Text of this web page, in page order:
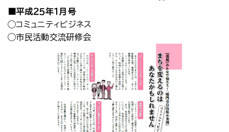
■平成２５年１月号
◯コミュニティビジネス
◯市民活動交流研修会